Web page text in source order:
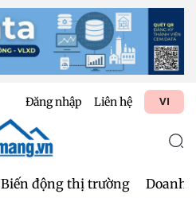
Đăng nhập Liên hệ VI
Biến động thị trường Doanh